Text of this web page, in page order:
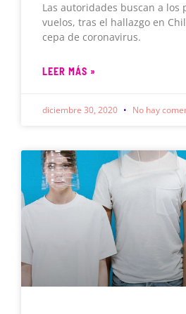
Las autoridades buscan a los
vuelos, tras el hallazgo en
cepa de coronavirus.
LEER MÁS »
diciembre 30, 2020 No hay